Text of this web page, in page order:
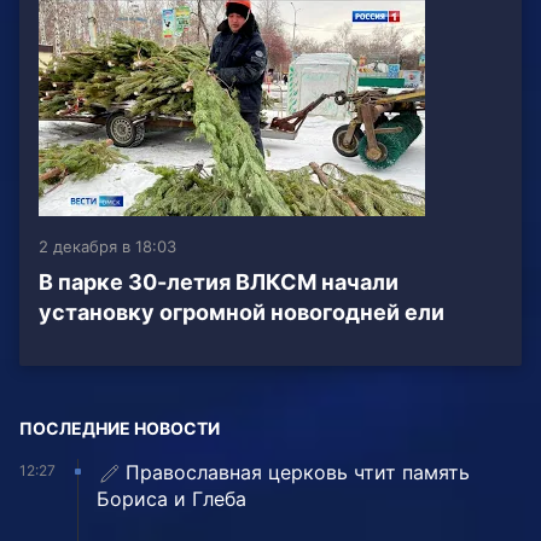
2 декабря в 18:03
В парке 30-летия ВЛКСМ начали
установку огромной новогодней ели
ПОСЛЕДНИЕ НОВОСТИ
12:27
Православная церковь чтит память
Бориса и Глеба